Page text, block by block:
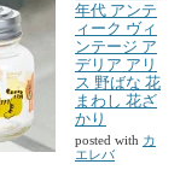
年代 アンテ
ィーク ヴィ
ンテージ ア
デリア アリ
ス 野ばな 花
まわし 花ざ
かり
posted with カ
エレバ